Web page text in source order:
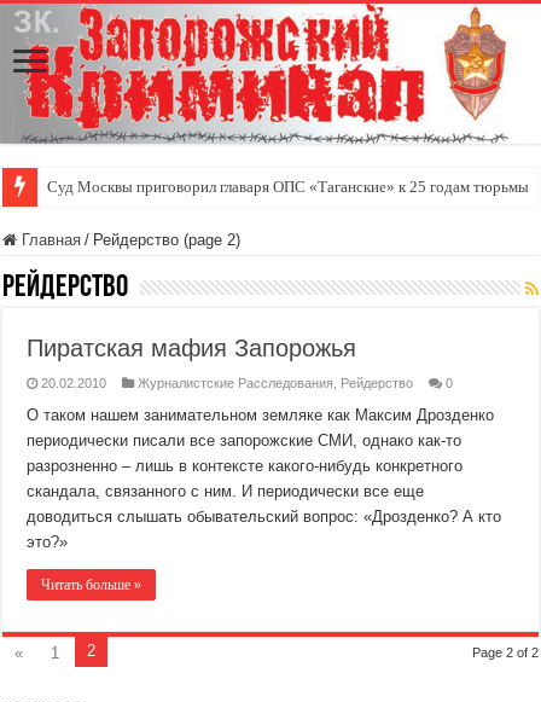
Суд Москвы приговорил главаря ОПС «Таганские» к 25 годам тюрьмы
Главная / Рейдерство (page 2)
Рейдерство
Пиратская мафия Запорожья
20.02.2010 Журналистские Расследования Рейдерство 0
О таком нашем занимательном земляке как Максим Дрозденко
периодически писали все запорожские СМИ, однако как-то
разрозненно – лишь в контексте какого-нибудь конкретного
скандала, связанного с ним. И периодически все еще
доводиться слышать обывательский вопрос: «Дрозденко? А кто
это?»
Читать больше »
Page 2 of 2
« 1 2